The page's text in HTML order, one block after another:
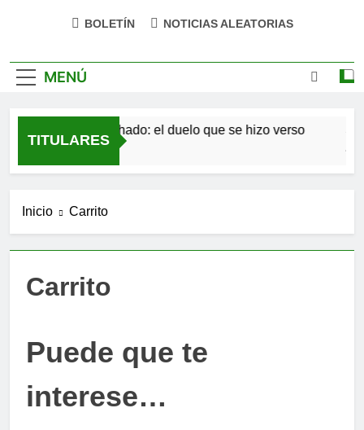
BOLETÍN NOTICIAS ALEATORIAS
MENÚ
TITULARES
Antonio Machado: el duelo que se hizo verso
4
Inicio Carrito
Carrito
Puede que te
interese…